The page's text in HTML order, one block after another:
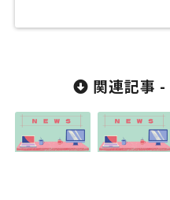
関連記事 -